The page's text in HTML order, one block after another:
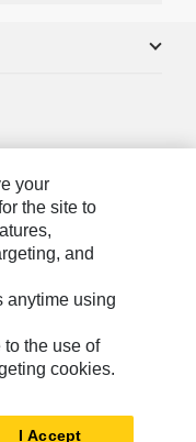
your
the site to
and
anytime using
to the use of
cookies.
I Accept